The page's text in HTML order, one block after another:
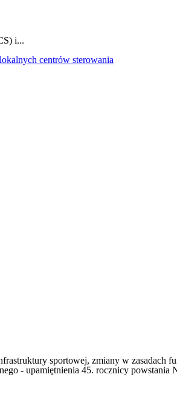
i...
sportowej, zmiany w
- upamiętnienia 45. rocznicy